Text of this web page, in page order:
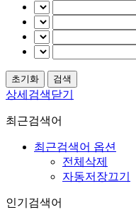
상세검색닫기
최근검색어
최근검색어 옵션
전체삭제
자동저장끄기
인기검색어